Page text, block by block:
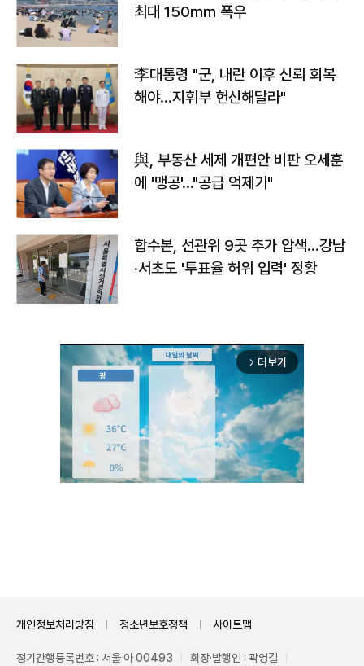
최대 150㎜ 폭우
李대통령 "군, 내란 이후 신뢰 회복
해야…지휘부 헌신해달라"
與, 부동산 세제 개편안 비판 오세훈
에 '맹공'…"공급 억제기"
합수본, 선관위 9곳 추가 압색…강남
·서초도 '투표율 허위 입력' 정황
arrow_forward_ios 더보기
개인정보처리방침 청소년보호정책 사이트맵
정기간행등록번호 : 서울 아 00493 회장·발행인 : 곽영길